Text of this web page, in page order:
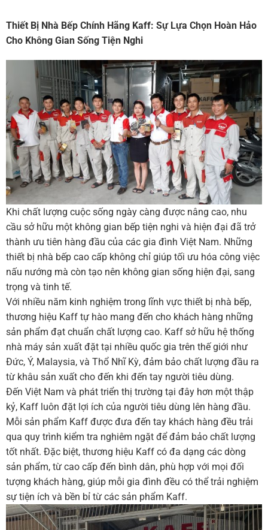
Thiết Bị Nhà Bếp Chính Hãng Kaff: Sự Lựa Chọn Hoàn Hảo
Cho Không Gian Sống Tiện Nghi
Khi chất lượng cuộc sống ngày càng được nâng cao, nhu
cầu sở hữu một không gian bếp tiện nghi và hiện đại đã trở
thành ưu tiên hàng đầu của các gia đình Việt Nam. Những
thiết bị nhà bếp cao cấp không chỉ giúp tối ưu hóa công việc
nấu nướng mà còn tạo nên không gian sống hiện đại, sang
trọng và tinh tế.
Với nhiều năm kinh nghiệm trong lĩnh vực thiết bị nhà bếp,
thương hiệu Kaff tự hào mang đến cho khách hàng những
sản phẩm đạt chuẩn chất lượng cao. Kaff sở hữu hệ thống
nhà máy sản xuất đặt tại nhiều quốc gia trên thế giới như
Đức, Ý, Malaysia, và Thổ Nhĩ Kỳ, đảm bảo chất lượng đầu ra
từ khâu sản xuất cho đến khi đến tay người tiêu dùng.
Đến Việt Nam và phát triển thị trường tại đây hơn một thập
kỷ, Kaff luôn đặt lợi ích của người tiêu dùng lên hàng đầu.
Mỗi sản phẩm Kaff được đưa đến tay khách hàng đều trải
qua quy trình kiểm tra nghiêm ngặt để đảm bảo chất lượng
tốt nhất. Đặc biệt, thương hiệu Kaff có đa dạng các dòng
sản phẩm, từ cao cấp đến bình dân, phù hợp với mọi đối
tượng khách hàng, giúp mỗi gia đình đều có thể trải nghiệm
sự tiện ích và bền bỉ từ các sản phẩm Kaff.